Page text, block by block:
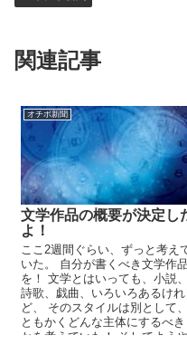
関連記事
オチボ新聞
文学作品の概要が決定し
よ！
ここ2週間ぐらい、ずっと考え
いた。 自分が書くべき文学作品
を！ 文学とはいっても、小説、
詩歌、戯曲、いろいろあるけれ
ど、 そのスタイルは別として、
ともかくどんな主体にするべき
かを考えていた！ そしてようや